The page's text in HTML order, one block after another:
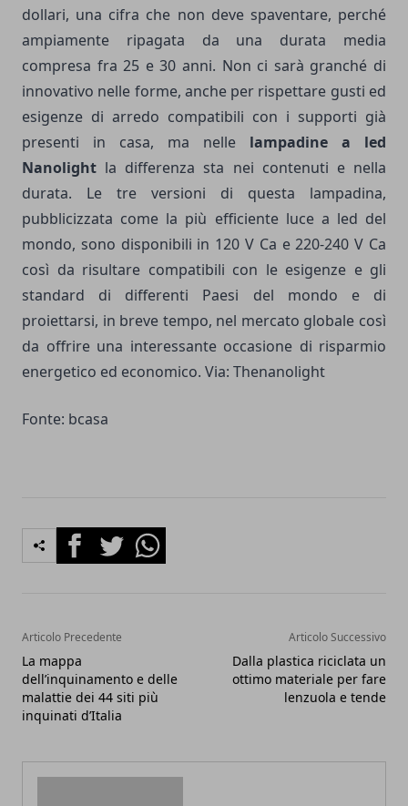
dollari, una cifra che non deve spaventare, perché
ampiamente ripagata da una durata media
compresa fra 25 e 30 anni. Non ci sarà granché di
innovativo nelle forme, anche per rispettare gusti ed
esigenze di arredo compatibili con i supporti già
presenti in casa, ma nelle lampadine a led
Nanolight la differenza sta nei contenuti e nella
durata. Le tre versioni di questa lampadina,
pubblicizzata come la più efficiente luce a led del
mondo, sono disponibili in 120 V Ca e 220-240 V Ca
così da risultare compatibili con le esigenze e gli
standard di differenti Paesi del mondo e di
proiettarsi, in breve tempo, nel mercato globale così
da offrire una interessante occasione di risparmio
energetico ed economico. Via: Thenanolight
Fonte: bcasa
FacebookTwitterWhatsapp
Articolo Precedente
La mappa
dell’inquinamento e delle
malattie dei 44 siti più
inquinati d’Italia
Articolo Successivo
Dalla plastica riciclata un
ottimo materiale per fare
lenzuola e tende